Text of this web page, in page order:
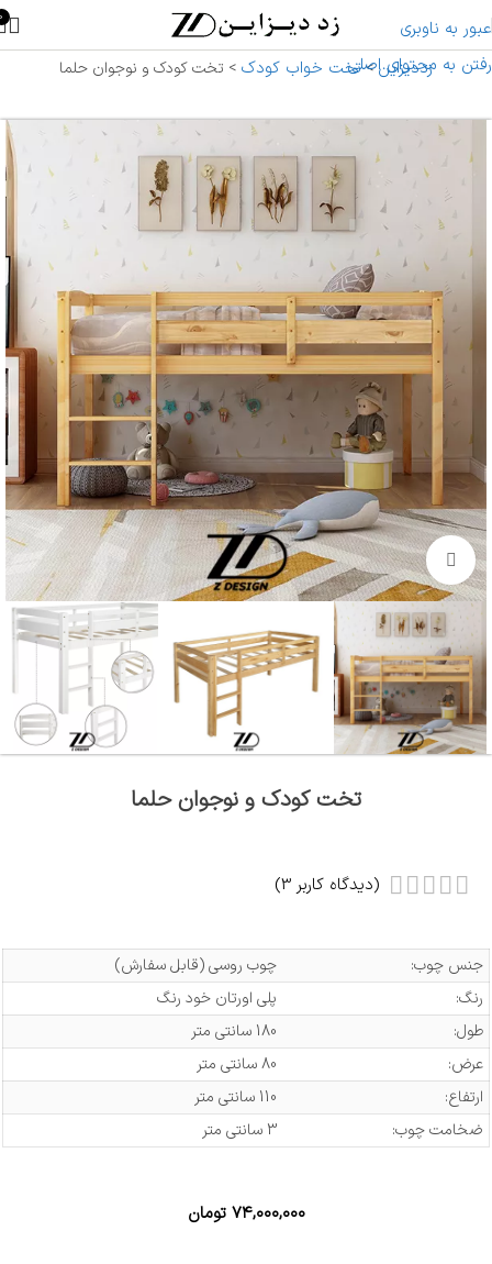
عبور به ناوبری
رفتن به محتوای اصلی
0
زددیزاین>تخت خواب کودک > تخت کودک و نوجوان حلما
بزرگنمایی تصویر
تخت کودک و نوجوان حلما
(دیدگاه کاربر 3
)
جنس چوب:
چوب روسی (قابل سفارش)
رنگ:
پلی اورتان خود رنگ
طول:
180 سانتی متر
عرض:
80 سانتی متر
ارتفاع:
110 سانتی متر
ضخامت چوب:
3 سانتی متر
۷۴,۰۰۰,۰۰۰ تومان